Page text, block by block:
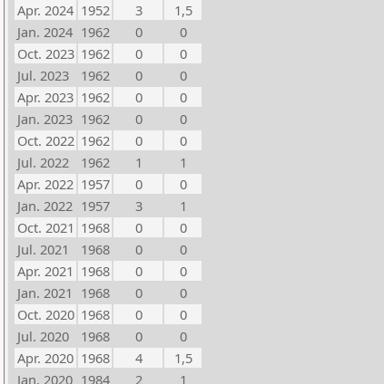
Apr. 2024 1952 3
1,5
Jan. 2024 1962 0
0
Oct. 2023 1962 0
0
Jul. 2023
1962 0
0
Apr. 2023 1962 0
0
Jan. 2023 1962 0
0
Oct. 2022 1962 0
0
Jul. 2022
1962 1
1
Apr. 2022 1957 0
0
Jan. 2022 1957 3
1
Oct. 2021 1968 0
0
Jul. 2021
1968 0
0
Apr. 2021 1968 0
0
Jan. 2021 1968 0
0
Oct. 2020 1968 0
0
Jul. 2020
1968 0
0
Apr. 2020 1968 4
1,5
Jan. 2020 1984 2
1